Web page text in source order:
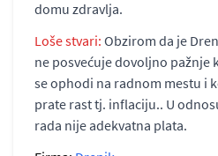
domu zdravlja.
Loše stvari: Obzirom da je
ne posvećuje dovoljno pažnje
se ophodi na radnom mestu i
prate rast tj. inflaciju.. U
rada nije adekvatna plata.